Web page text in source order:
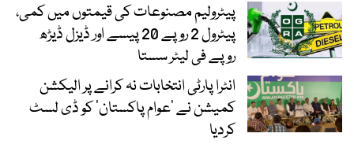
پیٹرولیم مصنوعات کی قیمتوں میں کمی،
پیٹرول 2 روپے 20 پیسے اور ڈیزل ڈیڑھ
روپے فی لیٹر سستا
انٹرا پارٹی انتخابات نہ کرانے پر الیکشن
کمیشن نے ’عوام پاکستان‘ کو ڈی لسٹ
کردیا